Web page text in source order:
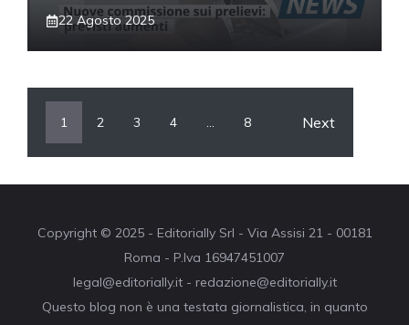
22 Agosto 2025
1 2 3 4 … 8 Next
Copyright © 2025 - Editorially Srl - Via Assisi 21 - 00181
Roma - P.Iva 16947451007
legal@editorially.it - redazione@editorially.it
Questo blog non è una testata giornalistica, in quanto